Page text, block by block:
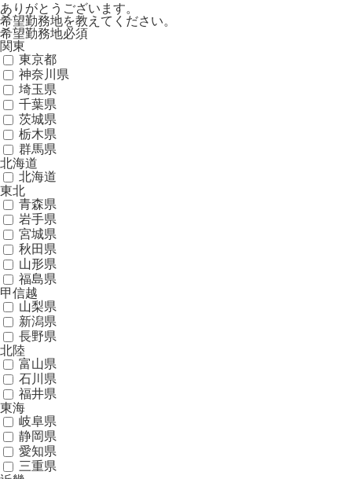
ありがとうございます。
希望勤務地を教えてください。
希望勤務地必須
関東
東京都
神奈川県
埼玉県
千葉県
茨城県
栃木県
群馬県
北海道
北海道
東北
青森県
岩手県
宮城県
秋田県
山形県
福島県
甲信越
山梨県
新潟県
長野県
北陸
富山県
石川県
福井県
東海
岐阜県
静岡県
愛知県
三重県